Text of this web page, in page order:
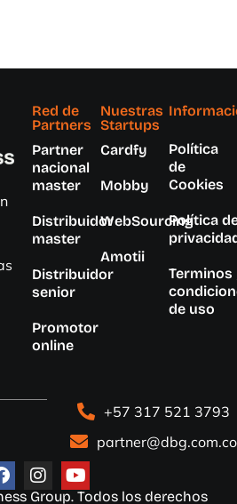
Red de
Partners
Partner
nacional
master
Distribuidor
master
Distribuidor
senior
Promotor
online
Nuestras
Startups
Cardfy
Mobby
WebSourcing
Amotii
Política
de
Cookies
Política
Terminos
de uso
+57 317 521 3793
partner@dbg.com.co
Group. Todos los derechos